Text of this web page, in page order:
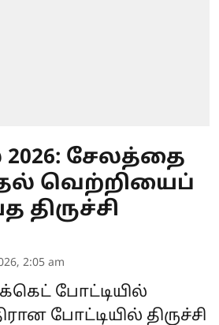
2026: சேலத்தை
வெற்றியைப்
திருச்சி
2:05 am
போட்டியில்
போட்டியில் திருச்சி